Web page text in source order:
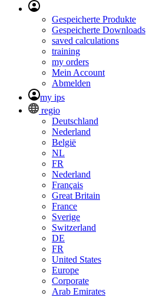
Gespeicherte Produkte
Gespeicherte Downloads
saved calculations
training
my orders
Mein Account
Abmelden
my ips
regio
Deutschland
Nederland
België
NL
FR
Nederland
Français
Great Britain
France
Sverige
Switzerland
DE
FR
United States
Europe
Corporate
Arab Emirates